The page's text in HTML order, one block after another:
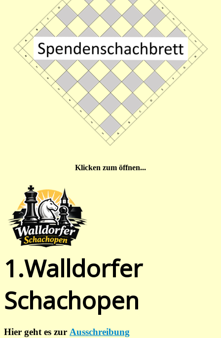
Klicken zum öffnen...
1.Walldorfer
Schachopen
Hier geht es zur Ausschreibung